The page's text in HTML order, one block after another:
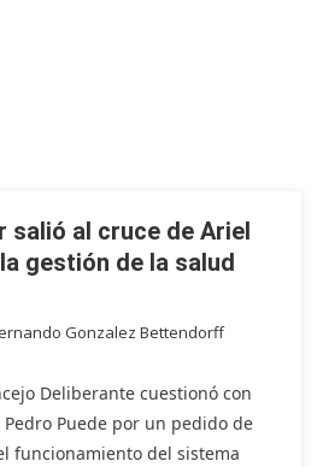
salió al cruce de Ariel
gestión de la salud
Gonzalez Bettendorff
Deliberante cuestionó con
Puede por un pedido de
funcionamiento del sistema